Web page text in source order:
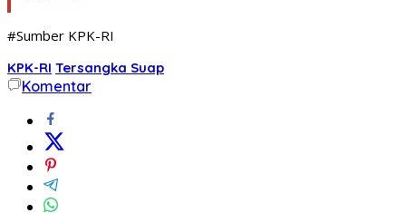
#Sumber KPK-RI
KPK-RI Tersangka Suap
Komentar